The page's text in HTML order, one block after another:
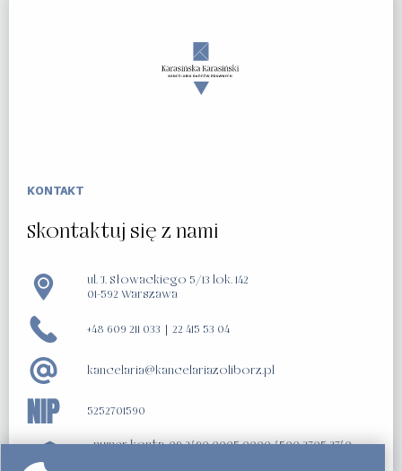
KONTAKT
Skontaktuj się z nami
ul. J. Słowackiego 5/13 lok. 142
01-592 Warszawa
+48 609 211 033 22 415 53 04
kancelaria@kancelariazoliborz.pl
5252701590
numer konta: 09 2490 0005 0000 4500 2705 2740